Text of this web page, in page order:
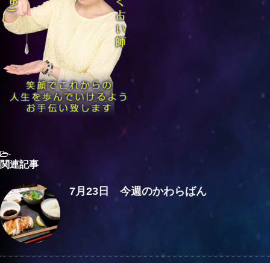
-
関連記事
7月23日 今週のかわらばん